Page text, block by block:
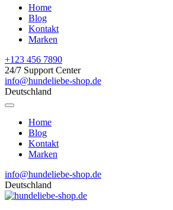
Home
Blog
Kontakt
Marken
+123 456 7890
24/7 Support Center
info@hundeliebe-shop.de
Deutschland
Home
Blog
Kontakt
Marken
info@hundeliebe-shop.de
Deutschland